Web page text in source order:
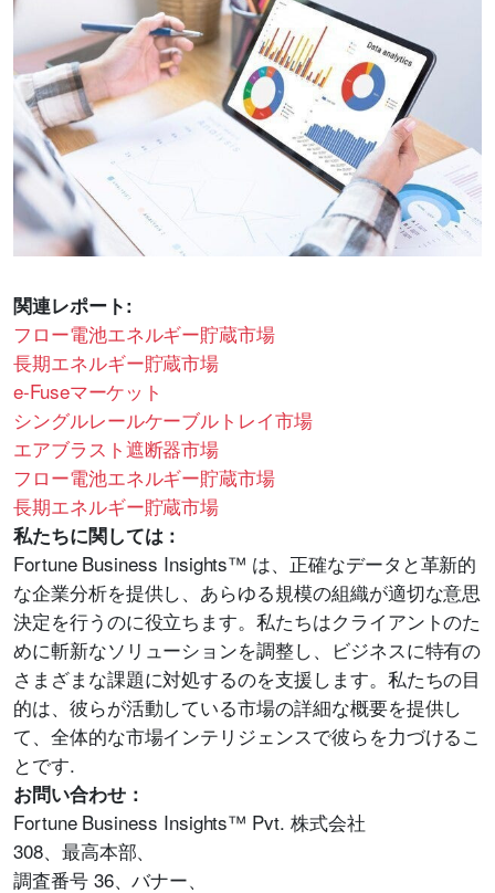
関連レポート:
フロー電池エネルギー貯蔵市場
長期エネルギー貯蔵市場
e-Fuseマーケット
シングルレールケーブルトレイ市場
エアブラスト遮断器市場
フロー電池エネルギー貯蔵市場
長期エネルギー貯蔵市場
私たちに関しては：
Fortune Business Insights™ は、正確なデータと革新的
な企業分析を提供し、あらゆる規模の組織が適切な意思
決定を行うのに役立ちます。私たちはクライアントのた
めに斬新なソリューションを調整し、ビジネスに特有の
さまざまな課題に対処するのを支援します。私たちの目
的は、彼らが活動している市場の詳細な概要を提供し
て、全体的な市場インテリジェンスで彼らを力づけるこ
とです.
お問い合わせ：
Fortune Business Insights™ Pvt. 株式会社
308、最高本部、
調査番号 36、バナー、